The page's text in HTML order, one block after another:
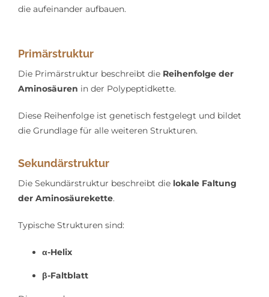
die aufeinander aufbauen.
Primärstruktur
Die Primärstruktur beschreibt die Reihenfolge der
Aminosäuren in der Polypeptidkette.
Diese Reihenfolge ist genetisch festgelegt und bildet
die Grundlage für alle weiteren Strukturen.
Sekundärstruktur
Die Sekundärstruktur beschreibt die lokale Faltung
der Aminosäurekette.
Typische Strukturen sind:
α-Helix
β-Faltblatt